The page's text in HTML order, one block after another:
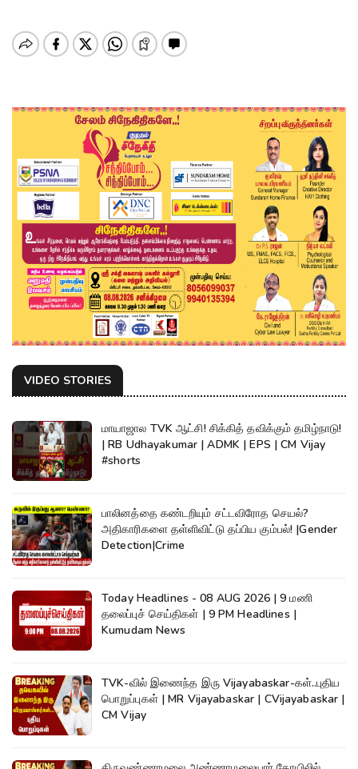
VIDEO STORIES
மாயாஜால TVK ஆட்சி! சிக்கித் தவிக்கும் தமிழ்நாடு!
| RB Udhayakumar | ADMK | EPS | CM Vijay
#shorts
பாலினத்தை கண்டறியும் சட்டவிரோத செயல்?
அதிகாரிகளை தள்ளிவிட்டு தப்பிய கும்பல்! |Gender
Detection|Crime
Today Headlines - 08 AUG 2026 | 9 மணி
தலைப்புச் செய்திகள் | 9 PM Headlines |
Kumudam News
TVK-வில் இணைந்த இரு Vijayabaskar-கள்..புதிய
பொறுப்புகள் | MR Vijayabaskar | CVijayabaskar |
CM Vijay